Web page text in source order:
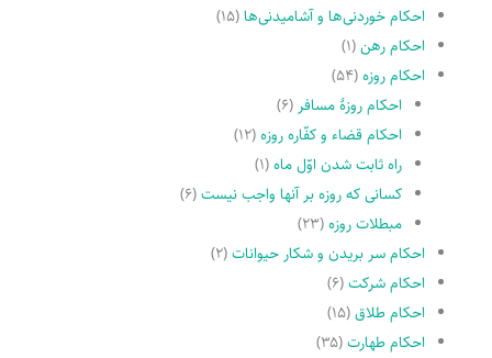
احکام خوردنی‌ها و آشامیدنی‌ها(۱۵)
احکام رهن(۱)
احکام روزه(۵۴)
احکام روزۀ مسافر (۶)
احکام قضاء و کفّاره روزه(۱۲)
راه ثابت شدن اوّل ماه(۱)
کسانى که روزه بر آنها واجب نیست(۶)
مبطلات روزه(۲۳)
احکام سر بریدن و شکار حیوانات(۲)
احکام شرکت(۶)
احکام طلاق(۱۵)
احکام طهارت(۳۵)